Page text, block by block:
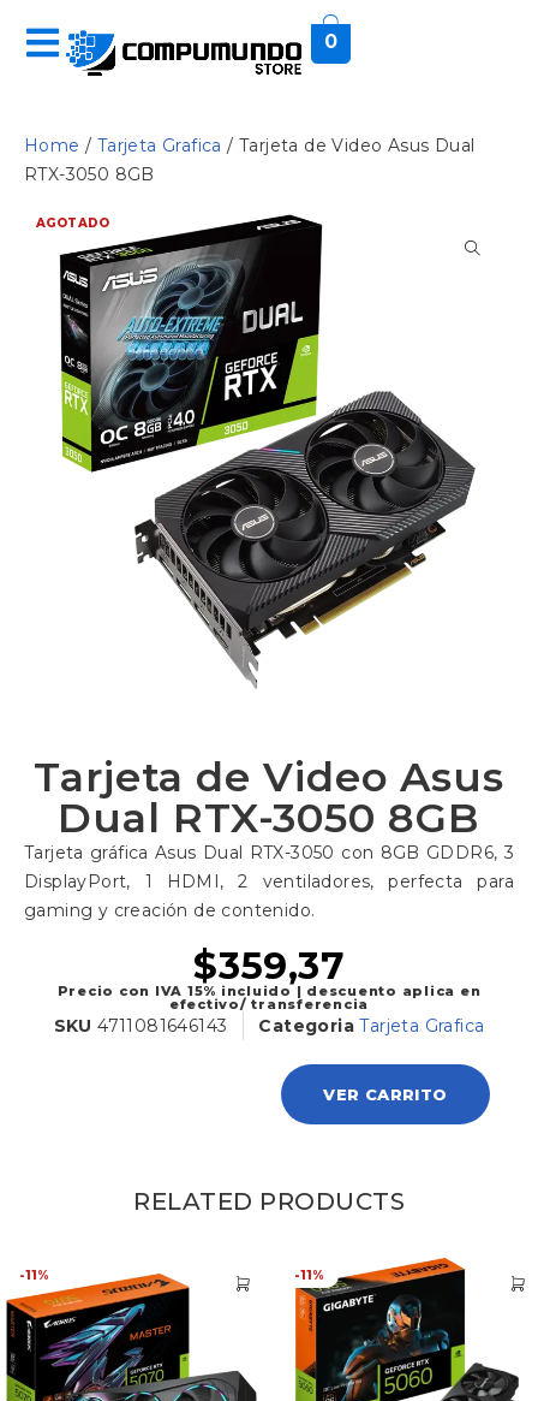
0
Home / Tarjeta Grafica / Tarjeta de Video Asus Dual
RTX-3050 8GB
AGOTADO
Tarjeta de Video Asus
Dual RTX-3050 8GB
Tarjeta gráfica Asus Dual RTX-3050 con 8GB GDDR6, 3
DisplayPort, 1 HDMI, 2 ventiladores, perfecta para
gaming y creación de contenido.
$359,37
Precio con IVA 15% incluido | descuento aplica en
efectivo/ transferencia
SKU4711081646143 Categoria Tarjeta Grafica
VER CARRITO
RELATED PRODUCTS
-11% -11%